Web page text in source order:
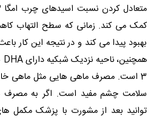
کمک می کند. زمانی که سطح التهاب
بهبود پیدا می کند و در نتیجه این کار
3 است. مصرف ماهی هایی مثل ماهی
سلامت چشم مفید است. اگر به مصرف
توانید بعد از مشورت با پزشک مکمل